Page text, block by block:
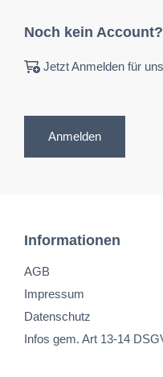
Noch kein Account?
Jetzt Anmelden für
Anmelden
Informationen
AGB
Impressum
Datenschutz
Infos gem. Art 13-14